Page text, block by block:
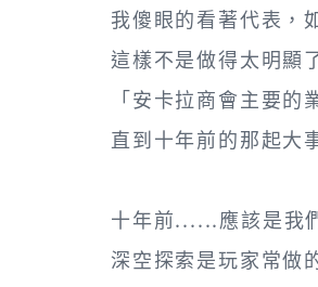
我傻眼的看著代表，
這樣不是做得太明顯
「安卡拉商會主要
直到十年前的那起大
十年前......應該是我
深空探索是玩家常做